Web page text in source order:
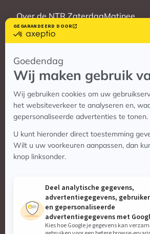
Over de NTR ZaterdagMatinee
Vrienden
Veelgestelde vragen
Contact
Contact
Vragen? Bekijk de contactpagina
Stuur ons een e-mail:
info@zaterdagmatinee.nl